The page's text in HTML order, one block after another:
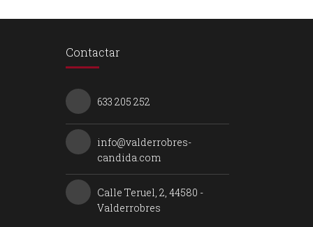
Contactar
633 205 252
info@valderrobres-
candida.com
Calle Teruel, 2, 44580 -
Valderrobres